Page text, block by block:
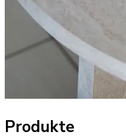
Produkte